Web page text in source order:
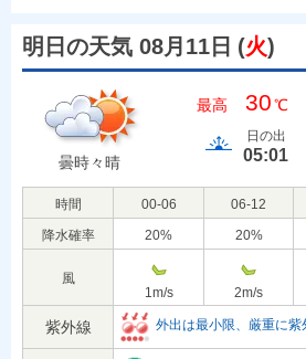
明日の天気 08月11日 (火)
曇時々晴
最高 30℃
日の出
05:01
時間 00-06 06-12
降水確率
20% 20%
風
1m/s 2m/s
紫外線 外出は最小限、厳重に紫